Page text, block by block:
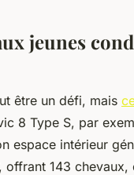
jeunes
être un défi, mais
8 Type S, par
espace intérieur
143 chevaux,